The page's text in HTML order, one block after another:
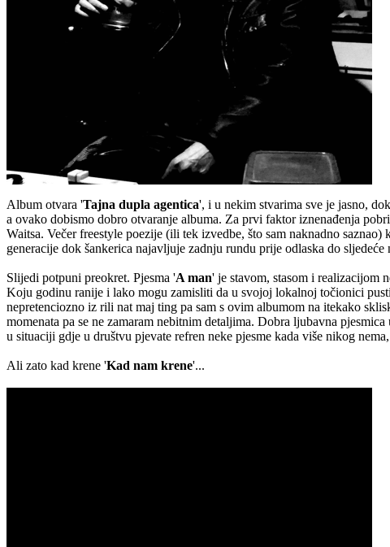
Album otvara 'Tajna dupla agentica', i u nekim stvarima sve je jasno,
a ovako dobismo dobro otvaranje albuma. Za prvi faktor iznenađenja
Waitsa. Večer freestyle poezije (ili tek izvedbe, što sam naknadno
generacije dok šankerica najavljuje zadnju rundu prije odlaska do
Slijedi potpuni preokret. Pjesma 'A man' je stavom, stasom i realizacijom
Koju godinu ranije i lako mogu zamisliti da u svojoj lokalnoj točionici
nepretenciozno iz rili nat maj ting pa sam s ovim albumom na itekako
momenata pa se ne zamaram nebitnim detaljima. Dobra ljubavna
u situaciji gdje u društvu pjevate refren neke pjesme kada više nikog
Ali zato kad krene 'Kad nam krene'...